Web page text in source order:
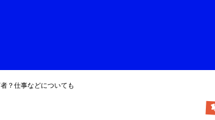
？仕事などについても